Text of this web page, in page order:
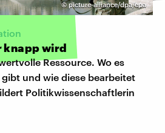
©picture-alliance/dpa/epa
knapp wird
Ressource. Wo es
und wie diese bearbeitet
Politikwissenschaftlerin